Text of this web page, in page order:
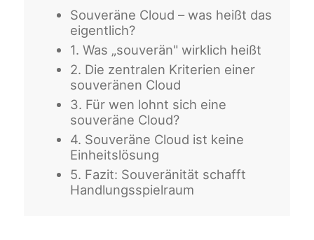
Souveräne Cloud – was heißt das
eigentlich?
1. Was „souverän" wirklich heißt
2. Die zentralen Kriterien einer
souveränen Cloud
3. Für wen lohnt sich eine
souveräne Cloud?
4. Souveräne Cloud ist keine
Einheitslösung
5. Fazit: Souveränität schafft
Handlungsspielraum